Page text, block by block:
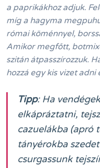
a paprikákhoz adjuk.
míg a hagyma
római köménnyel,
Amikor megfőtt,
szitán átpasszírozzuk.
hozzá egy kis vizet adni
Tipp: Ha
elkápráztatni,
cazuelákba (apró
tányérokba
csurgassunk